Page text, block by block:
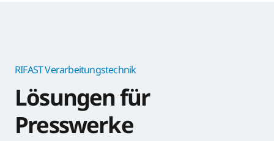
RIFAST Verarbeitungstechnik
Lösungen für
Presswerke